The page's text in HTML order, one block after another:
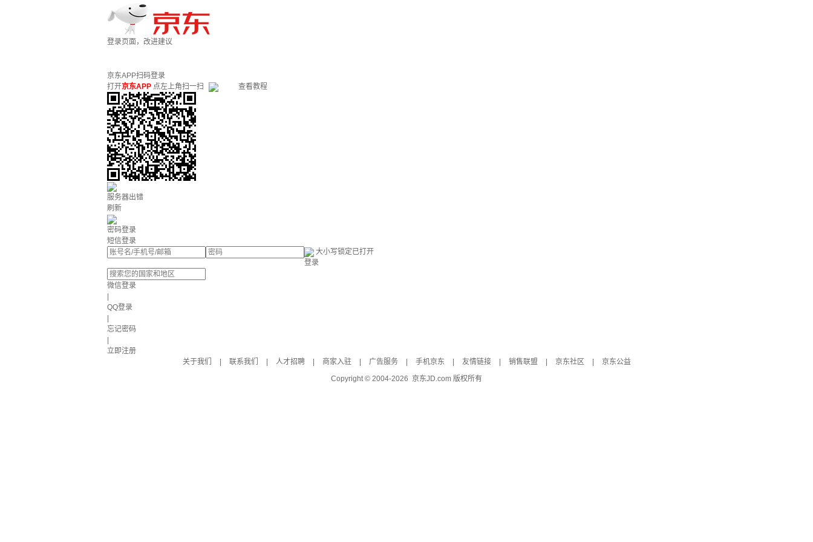
登录页面，改进建议
京东APP扫码登录
打开京东APP 点左上角扫一扫 查看教程
服务器出错
刷新
密码登录
短信登录
大小写锁定已打开
登录
微信登录
QQ登录
忘记密码
立即注册
关于我们
联系我们 人才招聘 商家入驻 广告服务 手机京东 友情链接 销售联盟 京东社区
京东公益
Copyright © 2004-2026 京东JD.com 版权所有